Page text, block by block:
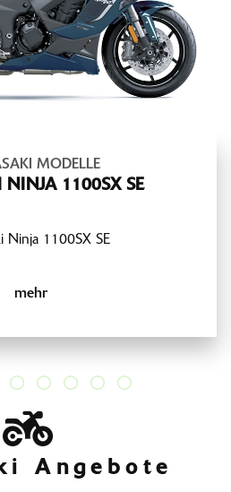
MODELLE
NINJA 1100SX SE
Ninja 1100SX SE
mehr
Angebote